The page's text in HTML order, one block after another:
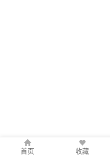
首页 收藏